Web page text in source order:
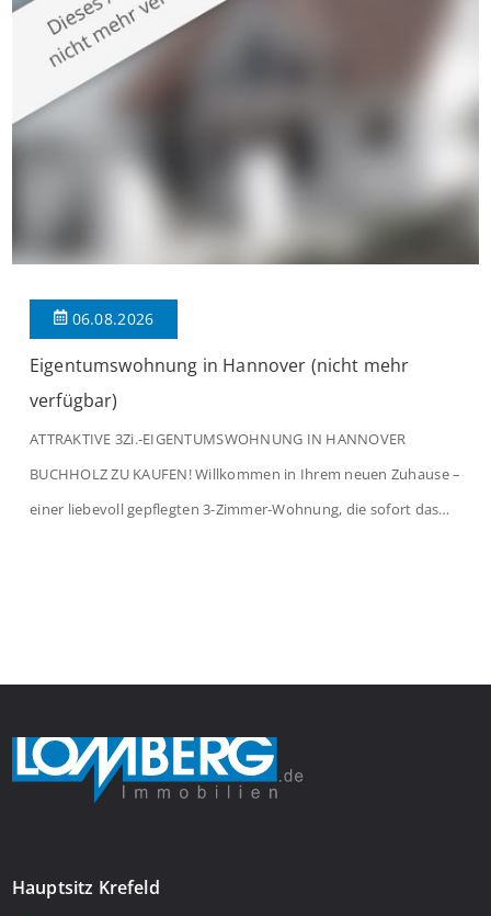
modernen Wohnkomfort mit einem stilvollen Ambiente
verbindet. Der […]
06.08.2026
Eigentumswohnung in Hannover (nicht mehr
verfügbar)
ATTRAKTIVE 3Zi.-EIGENTUMSWOHNUNG IN HANNOVER
BUCHHOLZ ZU KAUFEN! Willkommen in Ihrem neuen Zuhause –
einer liebevoll gepflegten 3-Zimmer-Wohnung, die sofort das
Hauptsitz Krefeld